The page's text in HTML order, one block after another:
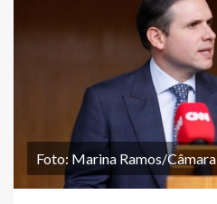
Foto: Marina Ramos/Câmara